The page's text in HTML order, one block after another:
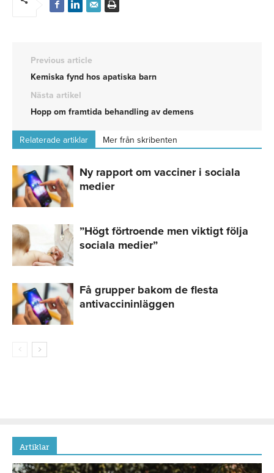
Previous article
Kemiska fynd hos apatiska barn
Nästa artikel
Hopp om framtida behandling av demens
Relaterade artiklar Mer från skribenten
Ny rapport om vacciner i sociala
medier
”Högt förtroende men viktigt följa
sociala medier”
Få grupper bakom de flesta
antivaccininläggen
Artiklar